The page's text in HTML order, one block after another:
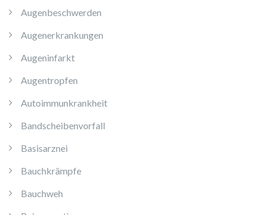
Augenbeschwerden
Augenerkrankungen
Augeninfarkt
Augentropfen
Autoimmunkrankheit
Bandscheibenvorfall
Basisarznei
Bauchkrämpfe
Bauchweh